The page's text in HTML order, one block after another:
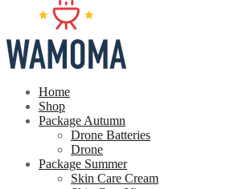
Home
Shop
Package Autumn
Drone Batteries
Drone
Package Summer
Skin Care Cream